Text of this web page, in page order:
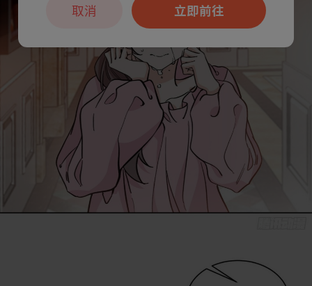
立即前往
取消